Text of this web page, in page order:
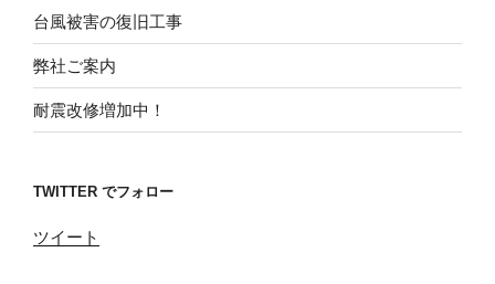
台風被害の復旧工事
弊社ご案内
耐震改修増加中！
TWITTER でフォロー
ツイート